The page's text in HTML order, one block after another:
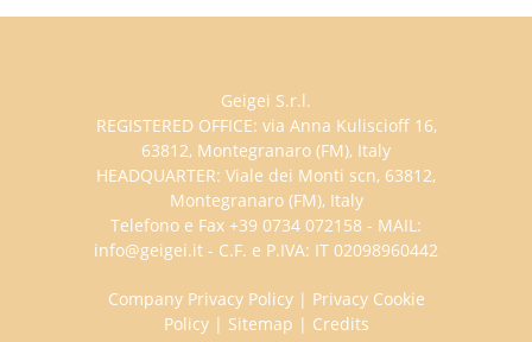
Geigei S.r.l.
REGISTERED OFFICE: via Anna Kuliscioff 16,
63812, Montegranaro (FM), Italy
HEADQUARTER: Viale dei Monti scn, 63812,
Montegranaro (FM), Italy
Telefono e Fax +39 0734 072158 - MAIL:
info@geigei.it - C.F. e P.IVA: IT 02098960442
Company Privacy Policy| Privacy Cookie
Policy| Sitemap | Credits